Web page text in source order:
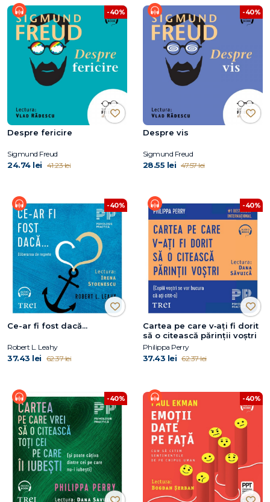
-40%
Despre fericire
Sigmund Freud
24.74 lei 41.23 lei
-40%
Despre vis
Sigmund Freud
28.55 lei 47.57 lei
-40%
Ce-ar fi fost dacă...
Robert L. Leahy
37.43 lei 62.37 lei
-40%
Cartea pe care v‑ați fi dorit
să o citească părinții voștri
Philippa Perry
37.43 lei 62.37 lei
-40% -40%